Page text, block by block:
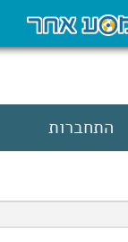
התחברות